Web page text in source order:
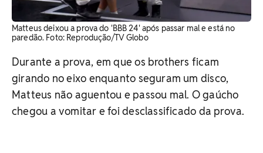
Matteus deixou a prova do 'BBB 24' após passar mal e está no
paredão. Foto: Reprodução/TV Globo
Durante a prova, em que os brothers ficam
girando no eixo enquanto seguram um disco,
Matteus não aguentou e passou mal. O gaúcho
chegou a vomitar e foi desclassificado da prova.